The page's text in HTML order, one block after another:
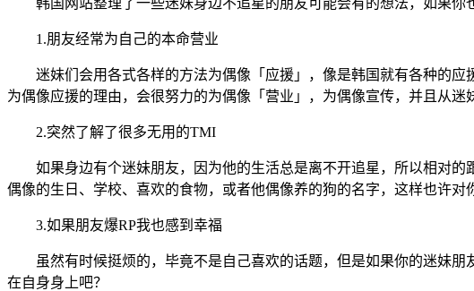
1.朋友经常为自己的本命营业
迷妹们会用各式各样的方法为偶像「应援」，像是韩国就有各种的应
为偶像应援的理由，会很努力的为偶像「营业」，为偶像宣传，并且从迷
2.突然了解了很多无用的TMI
如果身边有个迷妹朋友，因为他的生活总是离不开追星，所以相对的
偶像的生日、学校、喜欢的食物，或者他偶像养的狗的名字，这样也许对
3.如果朋友爆RP我也感到幸福
虽然有时候挺烦的，毕竟不是自己喜欢的话题，但是如果你的迷妹朋
在自身身上吧？